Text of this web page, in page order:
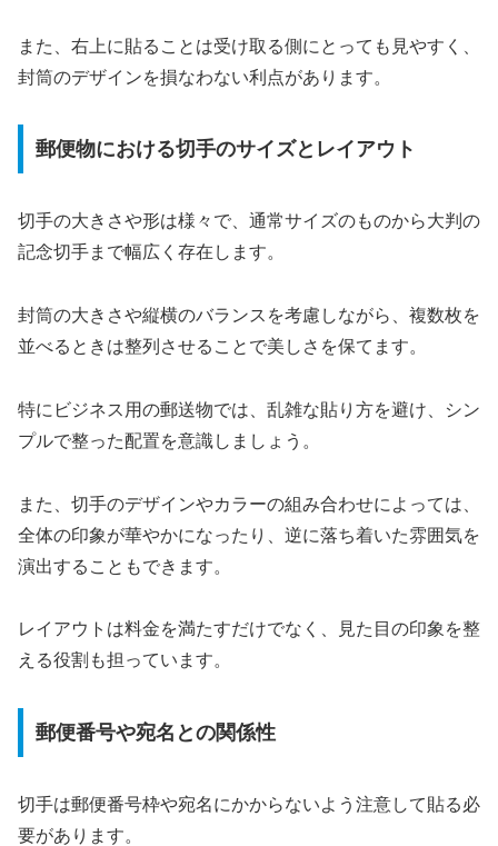
また、右上に貼ることは受け取る側にとっても見やすく、
封筒のデザインを損なわない利点があります。
郵便物における切手のサイズとレイアウト
切手の大きさや形は様々で、通常サイズのものから大判の
記念切手まで幅広く存在します。
封筒の大きさや縦横のバランスを考慮しながら、複数枚を
並べるときは整列させることで美しさを保てます。
特にビジネス用の郵送物では、乱雑な貼り方を避け、シン
プルで整った配置を意識しましょう。
また、切手のデザインやカラーの組み合わせによっては、
全体の印象が華やかになったり、逆に落ち着いた雰囲気を
演出することもできます。
レイアウトは料金を満たすだけでなく、見た目の印象を整
える役割も担っています。
郵便番号や宛名との関係性
切手は郵便番号枠や宛名にかからないよう注意して貼る必
要があります。